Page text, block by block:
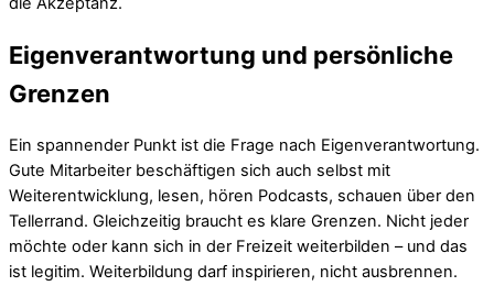
Eigenverantwortung und persönliche
Grenzen
Ein spannender Punkt ist die Frage nach Eigenverantwortung.
Gute Mitarbeiter beschäftigen sich auch selbst mit
Weiterentwicklung, lesen, hören Podcasts, schauen über den
Tellerrand. Gleichzeitig braucht es klare Grenzen. Nicht jeder
möchte oder kann sich in der Freizeit weiterbilden – und das
ist legitim. Weiterbildung darf inspirieren, nicht ausbrennen.